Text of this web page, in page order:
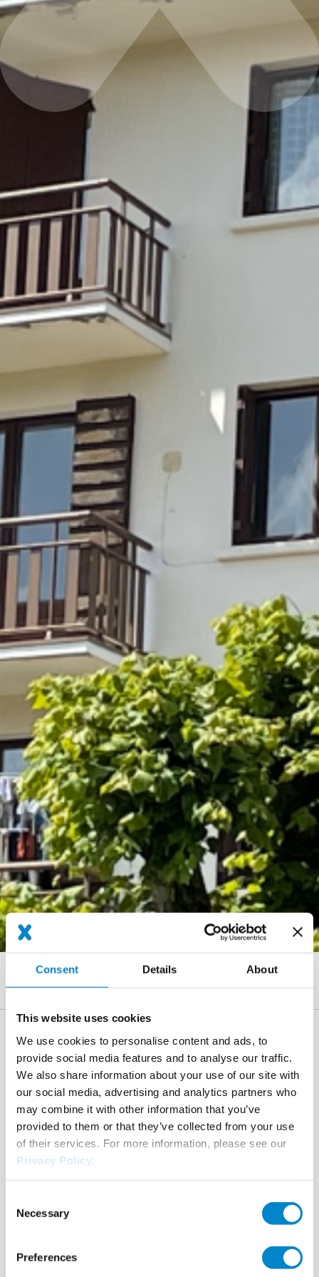
Consent Details About
This website uses cookies
We use cookies to personalise content and ads, to
provide social media features and to analyse our traffic.
We also share information about your use of our site with
our social media, advertising and analytics partners who
may combine it with other information that you’ve
provided to them or that they’ve collected from your use
of their services. For more information, please see our
Privacy Policy
Selection
Necessary
Preferences
Breadcrumb
References
Résidence Le Mélèze et Les Cèdres Bleus, Passy (74).
Balcons de la résidence Le Mélèze et
Les Cèdres Bleus
Location Passy (74)
System Triflex BFS
Completion Mars 2023
Area 300 m²
Authorised Contractor